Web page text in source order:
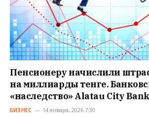
Пенсионеру начислили
на миллиарды тенге.
«наследство» Alatau City Bank
БИЗНЕС 14 января, 2026 7:30